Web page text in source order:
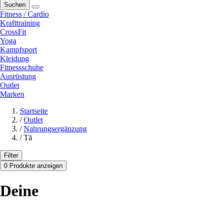
Suchen
Fitness / Cardio
Krafttraining
CrossFit
Yoga
Kampfsport
Kleidung
Fitnessschuhe
Ausrüstung
Outlet
Marken
Startseite
/ Outlet
/ Nahrungsergänzung
/ Tā
Filter
0 Produkte anzeigen
Deine